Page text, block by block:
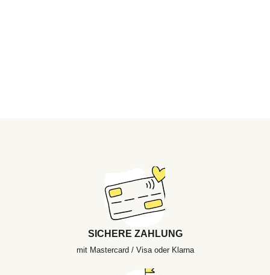
SICHERE ZAHLUNG
mit Mastercard / Visa oder Klarna